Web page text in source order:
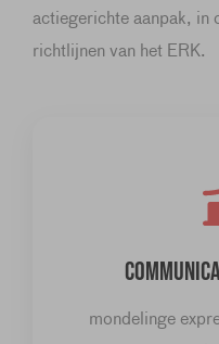
actiegerichte aanpak, in
richtlijnen van het ERK.
mondelinge